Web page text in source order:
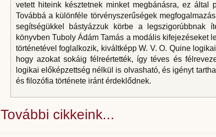
vetett hiteink késztetnek minket megbánásra, ez
Továbbá a különféle törvényszerűségek
segítségükkel bástyázzuk körbe a legszigorúbbnak
könyvben Tuboly Ádám Tamás a modális
történetével foglalkozik, kiváltképp W. V. O. Quine
hogy azokat sokáig félreértették, így téves és
logikai előképzettség nélkül is olvasható, és igényt
és filozófia története iránt érdeklődnek.
További cikkeink...